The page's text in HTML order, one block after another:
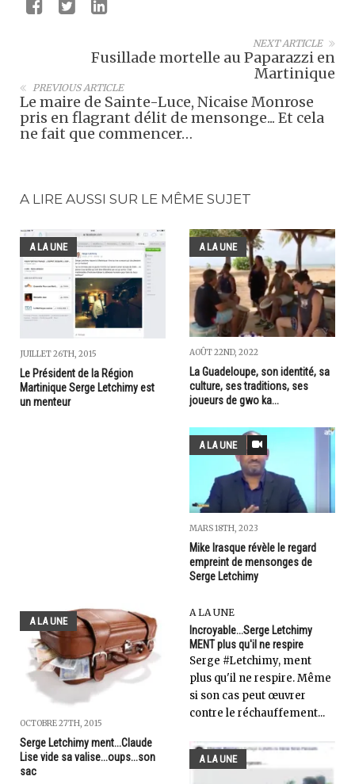
NEXT ARTICLE
Fusillade mortelle au Paparazzi en
Martinique
PREVIOUS ARTICLE
Le maire de Sainte-Luce, Nicaise Monrose
pris en flagrant délit de mensonge... Et cela
ne fait que commencer…
A LIRE AUSSI SUR LE MÊME SUJET
A LA UNE
JUILLET 26TH, 2015
Le Président de la Région
Martinique Serge Letchimy est
un menteur
A LA UNE
AOÛT 22ND, 2022
La Guadeloupe, son identité, sa
culture, ses traditions, ses
joueurs de gwo ka...
A LA UNE
MARS 18TH, 2023
Mike Irasque révèle le regard
empreint de mensonges de
Serge Letchimy
A LA UNE
OCTOBRE 27TH, 2015
Serge Letchimy ment...Claude
Lise vide sa valise...oups...son
sac
A LA UNE
Incroyable...Serge Letchimy
MENT plus qu'il ne respire
Serge #Letchimy, ment
plus qu'il ne respire. Même
si son cas peut œuvrer
contre le réchauffement...
A LA UNE